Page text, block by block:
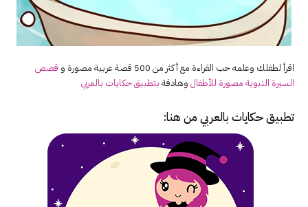
اقرأ لطفلك وعلمه حب القراءة مع أكثر من 500 قصة عربية مصورة و
قصص
السيرة النبوية مصورة للأطفال وهادفة بتطبيق حكايات بالعربي
تطبيق حكايات بالعربي من هنا: